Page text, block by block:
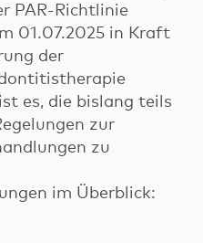
PAR-Richtlinie
01.07.2025 in Kraft
der
es, die bislang teils
zur
zu
im Überblick: